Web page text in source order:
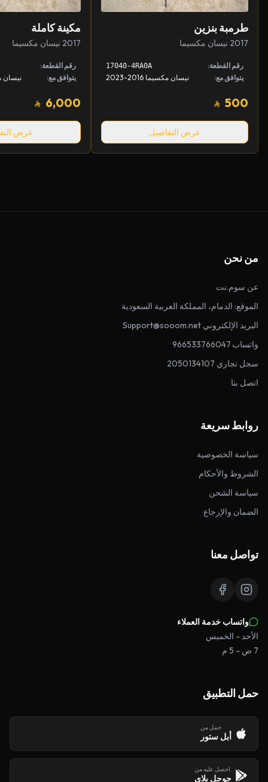
طرمبة بنزين
2017 نيسان مكسيما
رقم القطعة: 17040-4RA0A
يتوافق مع: نيسان مكسيما 2016-2023
500
عرض التفاصيل
مكينة كاملة
2017 نيسان مكسيما
رقم القطعة:
يتوافق مع:
نيسان
6,000
عرض
من نحن
عن سوم.نت
الموقع: الدمام، المملكة العربية السعودية
البريد الإلكتروني Support@sooom.net
واتساب 966533766047
سجل تجاري 2050134107
اتصل بنا
روابط سريعة
سياسة الخصوصية
الشروط والأحكام
سياسة الشحن
الضمان والإرجاع
تواصل معنا
واتساب خدمة العملاء
الأحد - الخميس
7 ص - 5 م
حمل التطبيق
حمل من
أبل ستور
احصل عليه من
جوجل بلاي